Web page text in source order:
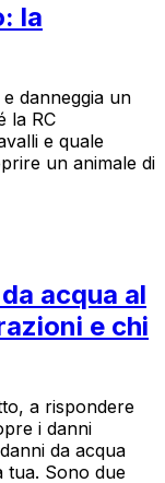
la
danneggia un
la RC
e quale
un animale di
acqua al
e chi
a rispondere
i danni
da acqua
tua. Sono due